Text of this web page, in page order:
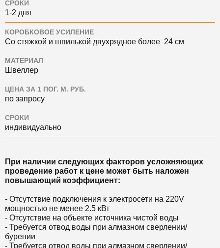
СРОКИ
1-2 дня
КОРОБКОВОЕ УСИЛЕНИЕ
Со стяжкой и шпилькой двухрядное более 24 см
МАТЕРИАЛ
Швеллер
ЦЕНА ЗА 1 ПОГ. М. РУБ.
по запросу
СРОКИ
индивидуально
При наличии следующих факторов усложняющих
проведение работ к цене может быть наложен
повышающий коэффициент:
- Отсутствие подключения к электросети на 220V
мощностью не менее 2.5 кВт
- Отсутствие на объекте источника чистой воды
- Требуется отвод воды при алмазном сверлении/
бурении
- Требуется отвод воды при алмазном сверлении/